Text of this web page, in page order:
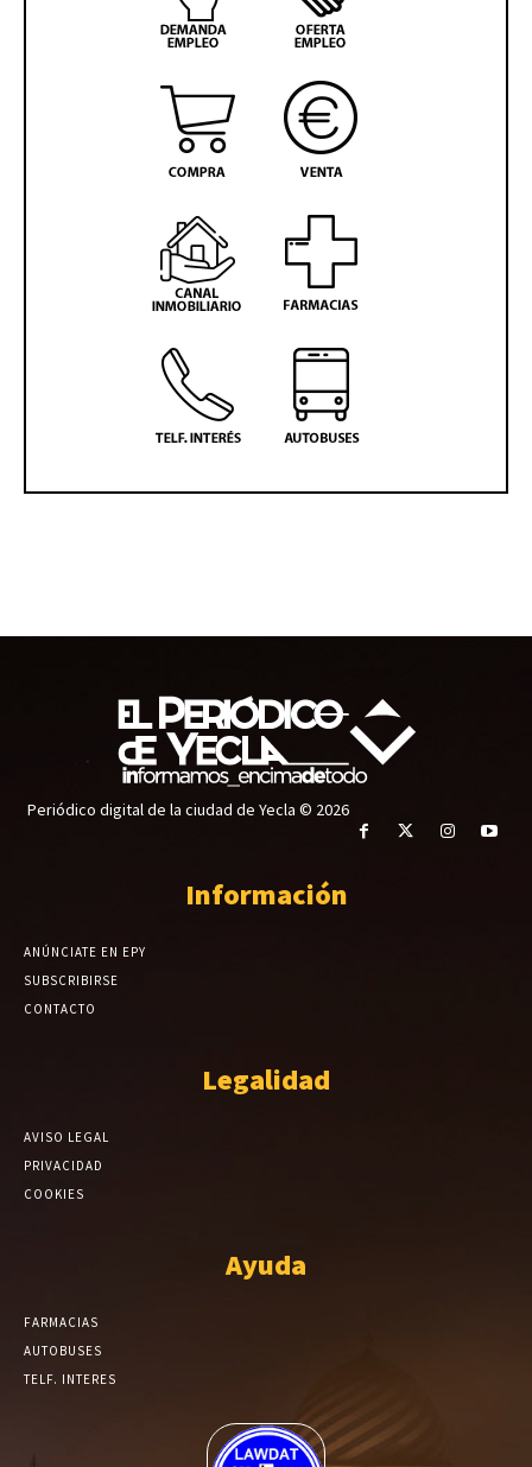
Periódico digital de la ciudad de Yecla © 2026
Información
ANÚNCIATE EN EPY
SUBSCRIBIRSE
CONTACTO
Legalidad
AVISO LEGAL
PRIVACIDAD
COOKIES
Ayuda
FARMACIAS
AUTOBUSES
TELF. INTERES